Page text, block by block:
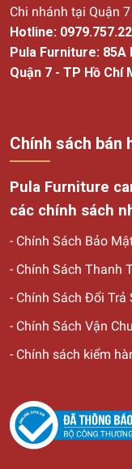
Chi nhánh tại Quận
Hotline:
Pula Furniture: 85A
Quận 7 - TP Hồ Chí
Chính sách bán
Pula Furniture
các chính sách
- Chính Sách Bảo
- Chính Sách Thanh
- Chính Sách Đổi Trả
- Chính Sách Vận
- Chính sách kiểm